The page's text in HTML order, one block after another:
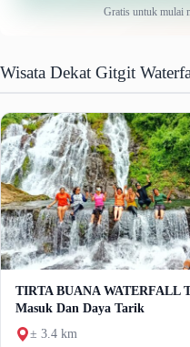
Gratis untuk mulai
Wisata Dekat Gitgit
TIRTA BUANA WATERFALL
Masuk Dan Daya Tarik
± 3.4 km